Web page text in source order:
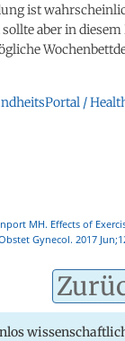
ist
aber in
/
MH. Effects of
Gynecol. 2017